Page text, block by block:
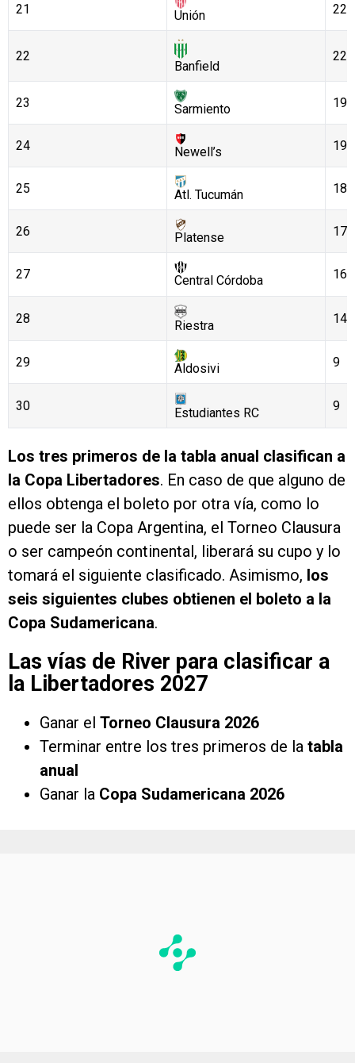
21 Unión 22
22
Banfield
22
23 Sarmiento 19
24 Newell’s 19
25 Atl. Tucumán 18
26 Platense 17
27 Central Córdoba 16
28 Riestra 14
29 Aldosivi 9
30 Estudiantes RC 9
Los tres primeros de la tabla anual clasifican a
la Copa Libertadores. En caso de que alguno de
ellos obtenga el boleto por otra vía, como lo
puede ser la Copa Argentina, el Torneo Clausura
o ser campeón continental, liberará su cupo y lo
tomará el siguiente clasificado. Asimismo, los
seis siguientes clubes obtienen el boleto a la
Copa Sudamericana.
Las vías de River para clasificar a
la Libertadores 2027
Ganar el Torneo Clausura 2026
Terminar entre los tres primeros de la tabla
anual
Ganar la Copa Sudamericana 2026